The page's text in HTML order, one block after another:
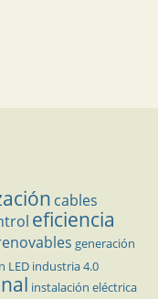
cables
eficiencia
generación
LED industria 4.0
instalación eléctrica